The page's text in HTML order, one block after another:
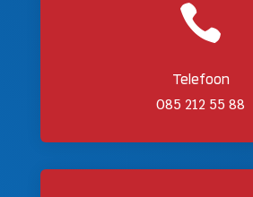

Telefoon
085 212 55 88